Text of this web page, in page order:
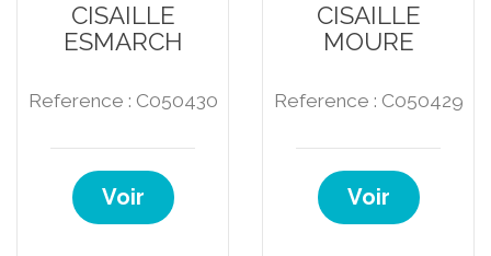
CISAILLE
ESMARCH
Reference : C050430
Voir
CISAILLE
MOURE
Reference : C050429
Voir